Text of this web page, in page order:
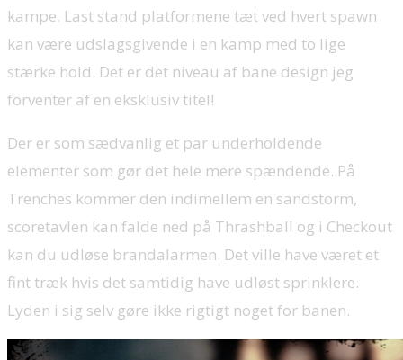
kampe. Last stand platformene tæt ved hvert spawn
kan være udslagsgivende i en kamp med to lige
stærke hold. Det er det niveau af bane design jeg
forventer af en eksklusiv titel!
Der er som sædvanlig et par underholdende
elementer som gør det hele mere spændende. På
Trenches kommer den indimellem en sandstorm,
scoretavlen kan falde ned på Thrashball og i Checkout
kan du udløse brandalarmen. Det ville have været et
fint træk hvis det samtidig have udløst sprinklere.
Lyden i sig selv gøre ikke rigtigt noget for banen.